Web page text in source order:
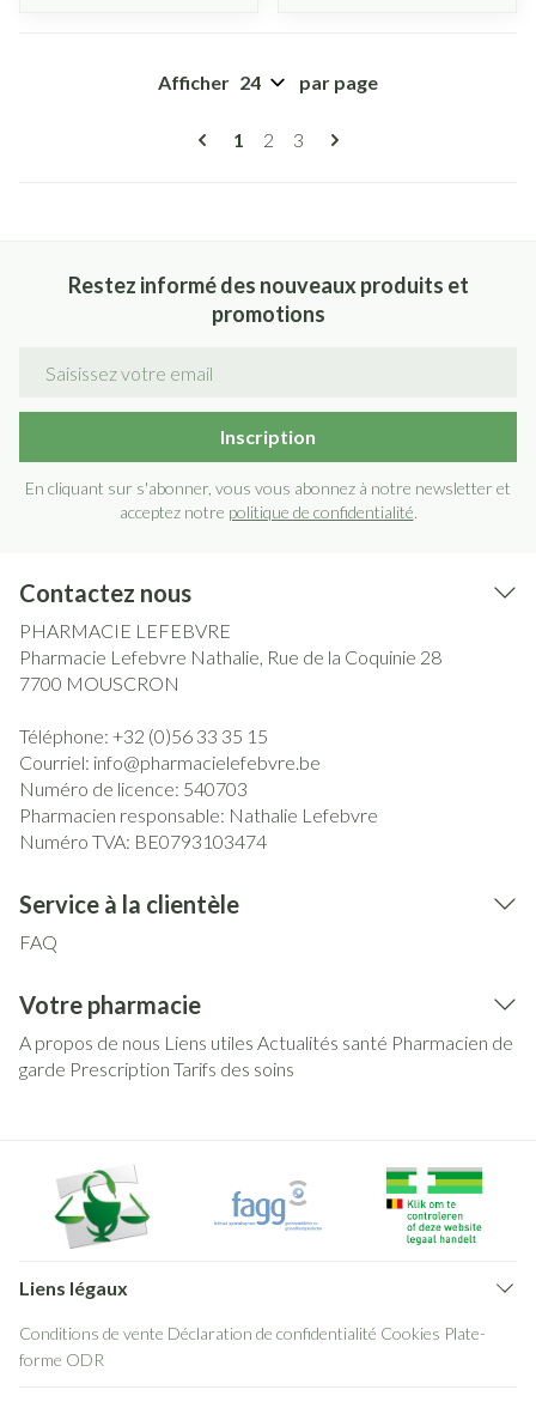
Pages
Vous lisez actuellement la page
1 Page
2 Page
3
Afficher par page
Restez informé des nouveaux produits et
promotions
Inscription
En cliquant sur s'abonner, vous vous abonnez à notre newsletter et
acceptez notre politique de confidentialité.
Contactez nous
PHARMACIE LEFEBVRE
Pharmacie Lefebvre Nathalie, Rue de la Coquinie 28
7700 MOUSCRON
Téléphone: +32 (0)56 33 35 15
Courriel: info@pharmacielefebvre.be
Numéro de licence: 540703
Pharmacien responsable: Nathalie Lefebvre
Numéro TVA: BE0793103474
Service à la clientèle
FAQ
Votre pharmacie
A propos de nous Liens utiles Actualités santé Pharmacien de
garde Prescription Tarifs des soins
Liens légaux
Conditions de vente Déclaration de confidentialité Cookies Plate-
forme ODR